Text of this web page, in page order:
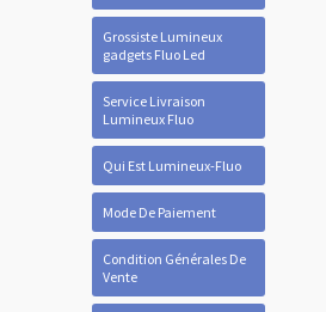
Grossiste Lumineux
gadgets Fluo Led
Service Livraison
Lumineux Fluo
Qui Est Lumineux-Fluo
Mode De Paiement
Condition Générales De
Vente